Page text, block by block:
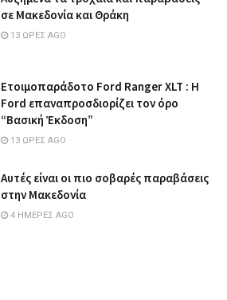
σε Μακεδονία και Θράκη
13 ΏΡΕΣ AGO
Ετοιμοπαράδοτο Ford Ranger XLT : Η
Ford επαναπροσδιορίζει τον όρο
“Βασική Έκδοση”
13 ΏΡΕΣ AGO
Αυτές είναι οι πιο σοβαρές παραβάσεις
στην Μακεδονία
4 ΗΜΈΡΕΣ AGO